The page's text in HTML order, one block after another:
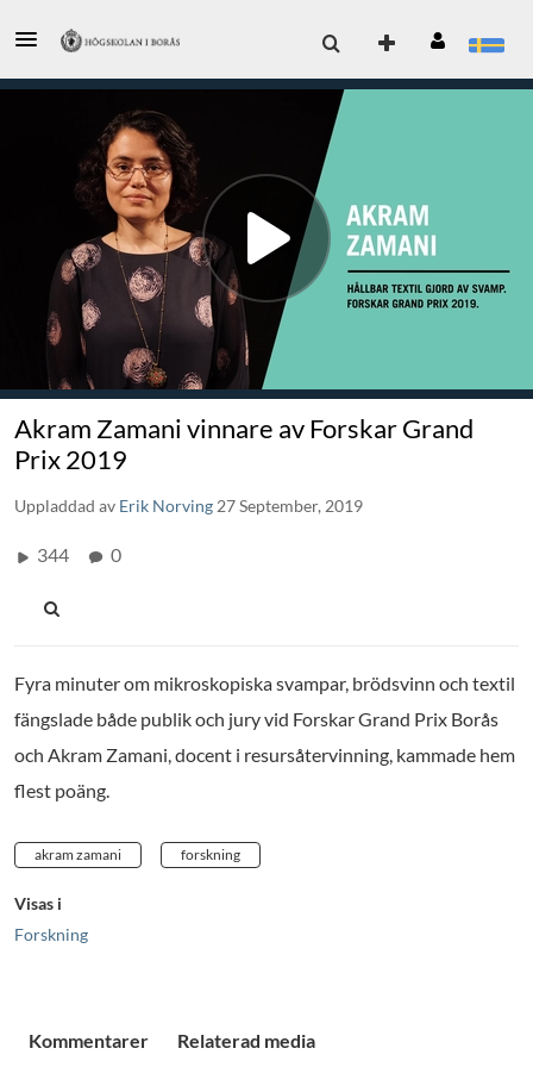
Akram Zamani vinnare av Forskar Grand
Prix 2019
Uppladdad av Erik Norving 27 September, 2019
344 0
Fyra minuter om mikroskopiska svampar, brödsvinn och textil
fängslade både publik och jury vid Forskar Grand Prix Borås
och Akram Zamani, docent i resursåtervinning, kammade hem
flest poäng.
akram zamani forskning
Visas i
Forskning
Kommentarer Relaterad media